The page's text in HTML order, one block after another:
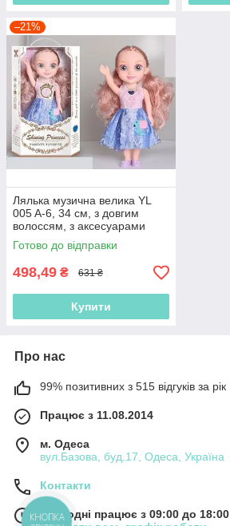
–21%
Лялька музична велика YL
005 A-6, 34 см, з довгим
волоссям, з аксесуарами
Готово до відправки
498,49 ₴ 631 ₴
Купити
Про нас
99% позитивних з 515 відгуків за рік
Працює з 11.08.2014
м. Одеса
вул.Базова, буд.17, Одеса, Україна
Контакти
Сьогодні працює з 09:00 до 18:00
КНОПКА